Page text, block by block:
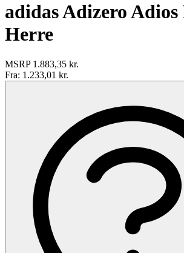
adidas Adizero Adios
Herre
MSRP 1.883,35 kr.
Fra: 1.233,01 kr.